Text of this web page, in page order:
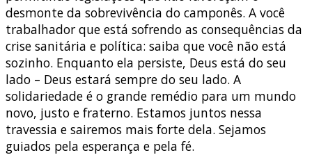
desmonte da sobrevivência do camponês. A você
trabalhador que está sofrendo as consequências da
crise sanitária e política: saiba que você não está
sozinho. Enquanto ela persiste, Deus está do seu
lado – Deus estará sempre do seu lado. A
solidariedade é o grande remédio para um mundo
novo, justo e fraterno. Estamos juntos nessa
travessia e sairemos mais forte dela. Sejamos
guiados pela esperança e pela fé.